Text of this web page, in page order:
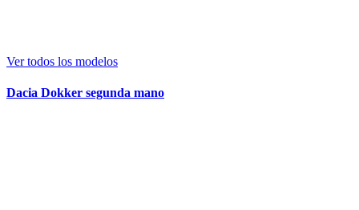
Ver todos los modelos
Dacia Dokker segunda mano